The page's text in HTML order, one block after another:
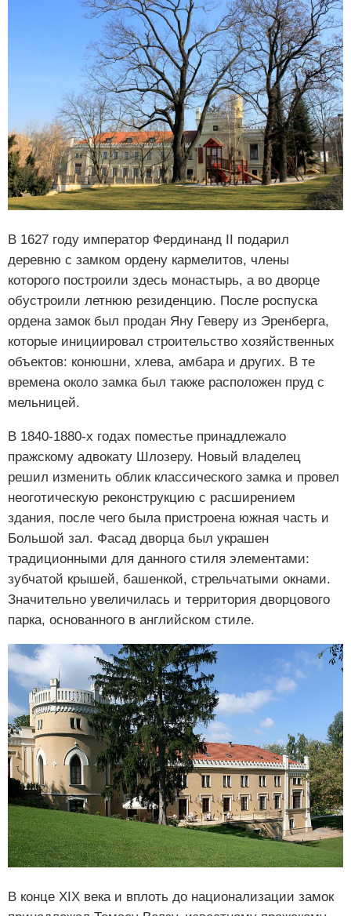
В 1627 году император Фердинанд II подарил
деревню с замком ордену кармелитов, члены
которого построили здесь монастырь, а во дворце
обустроили летнюю резиденцию. После роспуска
ордена замок был продан Яну Геверу из Эренберга,
которые инициировал строительство хозяйственных
объектов: конюшни, хлева, амбара и других. В те
времена около замка был также расположен пруд с
мельницей.
В 1840-1880-х годах поместье принадлежало
пражскому адвокату Шлозеру. Новый владелец
решил изменить облик классического замка и провел
неоготическую реконструкцию с расширением
здания, после чего была пристроена южная часть и
Большой зал. Фасад дворца был украшен
традиционными для данного стиля элементами:
зубчатой крышей, башенкой, стрельчатыми окнами.
Значительно увеличилась и территория дворцового
парка, основанного в английском стиле.
В конце XIX века и вплоть до национализации замок